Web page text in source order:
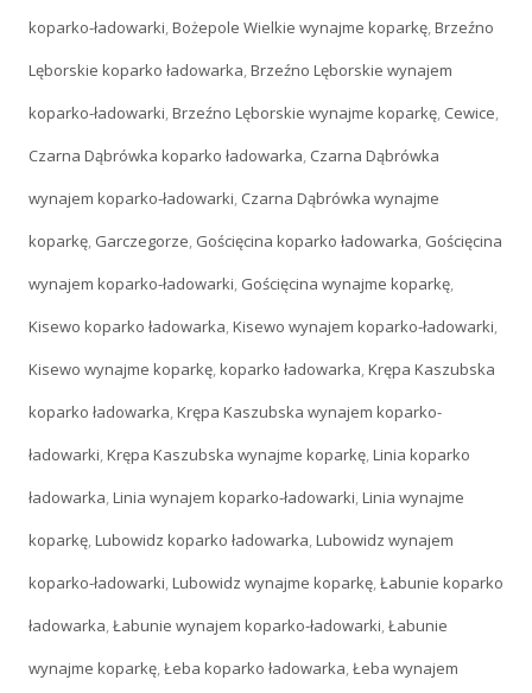
koparko-ładowarki,Bożepole Wielkie wynajme koparkę,Brzeźno
Lęborskie koparko ładowarka,Brzeźno Lęborskie wynajem
koparko-ładowarki,Brzeźno Lęborskie wynajme koparkę, Cewice,
Czarna Dąbrówka koparko ładowarka, Czarna Dąbrówka
wynajem koparko-ładowarki, Czarna Dąbrówka wynajme
koparkę, Garczegorze, Gościęcina koparko ładowarka, Gościęcina
wynajem koparko-ładowarki, Gościęcina wynajme koparkę,
Kisewo koparko ładowarka,Kisewo wynajem koparko-ładowarki,
Kisewo wynajme koparkę,koparko ładowarka,Krępa Kaszubska
koparko ładowarka,Krępa Kaszubska wynajem koparko-
ładowarki,Krępa Kaszubska wynajme koparkę,Linia koparko
ładowarka,Linia wynajem koparko-ładowarki,Linia wynajme
koparkę,Lubowidz koparko ładowarka,Lubowidz wynajem
koparko-ładowarki,Lubowidz wynajme koparkę,Łabunie koparko
ładowarka,Łabunie wynajem koparko-ładowarki,Łabunie
wynajme koparkę,Łeba koparko ładowarka,Łeba wynajem